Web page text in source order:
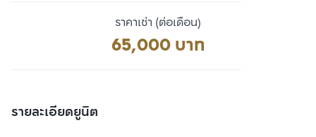
ราคาเช่า (ต่อเดือน)
65,000 บาท
รายละเอียดยูนิต